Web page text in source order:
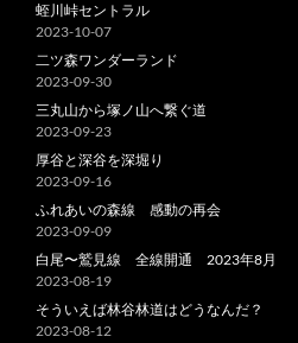
蛭川峠セントラル
2023-10-07
二ツ森ワンダーランド
2023-09-30
三丸山から塚ノ山へ繋ぐ道
2023-09-23
厚谷と深谷を深堀り
2023-09-16
ふれあいの森線 感動の再会
2023-09-09
白尾〜鷲見線 全線開通 2023年8月
2023-08-19
そういえば林谷林道はどうなんだ？
2023-08-12